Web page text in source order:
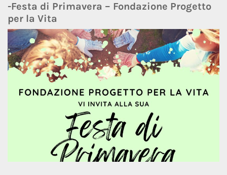
-Festa di Primavera – Fondazione Progetto
per la Vita